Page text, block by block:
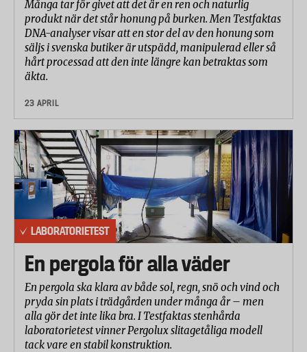
Många tar för givet att det är en ren och naturlig
produkt när det står honung på burken. Men Testfaktas
DNA-analyser visar att en stor del av den honung som
säljs i svenska butiker är utspädd, manipulerad eller så
hårt processad att den inte längre kan betraktas som
äkta.
23 APRIL
LABORATORIETEST
En pergola för alla väder
En pergola ska klara av både sol, regn, snö och vind och
pryda sin plats i trädgården under många år – men
alla gör det inte lika bra. I Testfaktas stenhårda
laboratorietest vinner Pergolux slitagetåliga modell
tack vare en stabil konstruktion.